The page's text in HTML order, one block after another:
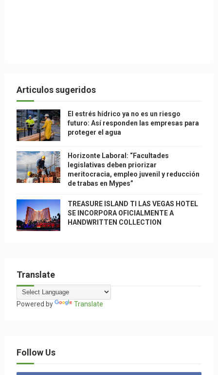
Articulos sugeridos
El estrés hídrico ya no es un riesgo
futuro: Así responden las empresas para
proteger el agua
Horizonte Laboral: “Facultades
legislativas deben priorizar
meritocracia, empleo juvenil y reducción
de trabas en Mypes”
TREASURE ISLAND TI LAS VEGAS HOTEL
SE INCORPORA OFICIALMENTE A
HANDWRITTEN COLLECTION
Translate
Powered by Translate
Follow Us